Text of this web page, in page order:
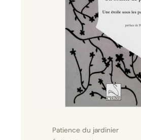
Patience du jardinier